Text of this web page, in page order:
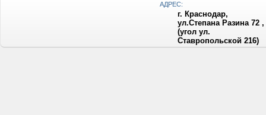
АДРЕС:
г. Краснодар,
ул.Степана Разина 72 ,
(угол ул.
Ставропольской 216)